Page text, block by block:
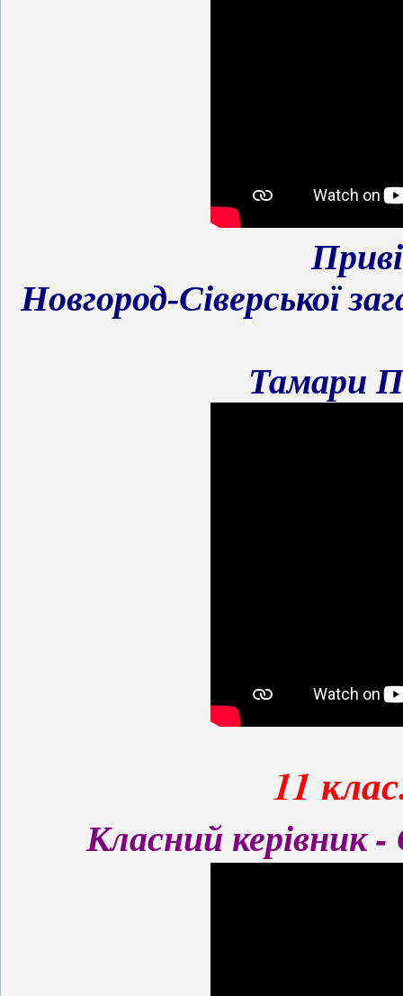
Новгород-Сіверської
Тамари
11
Класний керівник